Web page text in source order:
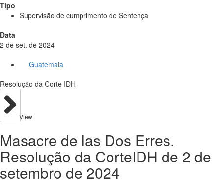
Tipo
Supervisão de cumprimento de Sentença
Data
2 de set. de 2024
Guatemala
Resolução da Corte IDH
View
Masacre de las Dos Erres.
Resolução da CorteIDH de 2 de
setembro de 2024